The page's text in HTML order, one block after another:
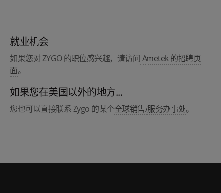
就业机会
如果您对 ZYGO 的职位感兴趣，请访问Ametek 的招聘页
面。
如果您在美国以外的地方...
您也可以直接联系 Zygo 的某个全球销售/服务办事处。